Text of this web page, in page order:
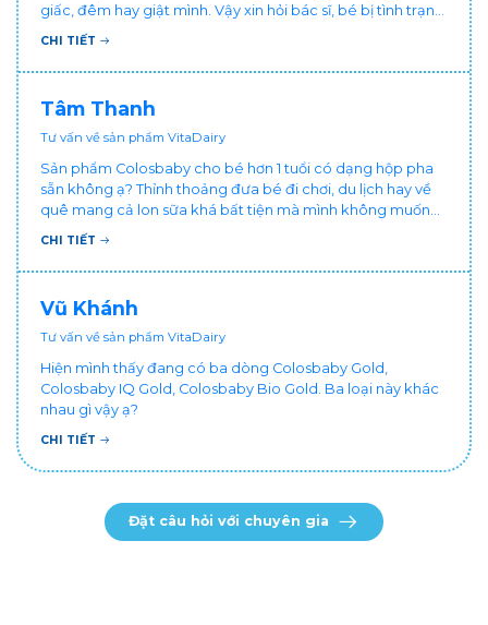
giấc, đêm hay giật mình. Vậy xin hỏi bác sĩ, bé bị tình trạng
vậy nên làm sao để con khỏe mạnh và ngủ ngon giấc hơn
chăm cháu hay ốm ạ?. Cảm ơn bác sĩ.
CHI TIẾT
Tâm Thanh
Tư vấn về sản phẩm VitaDairy
Sản phẩm Colosbaby cho bé hơn 1 tuổi có dạng hộp pha
sẵn không ạ? Thỉnh thoảng đưa bé đi chơi, du lịch hay về
quê mang cả lon sữa khá bất tiện mà mình không muốn
đổi cho bé dùng sữa tươi hộp khác sợ bé nạ sữa ảnh
CHI TIẾT
Vũ Khánh
Tư vấn về sản phẩm VitaDairy
Hiện mình thấy đang có ba dòng Colosbaby Gold,
Colosbaby IQ Gold, Colosbaby Bio Gold. Ba loại này khác
nhau gì vậy ạ?
CHI TIẾT
Đặt câu hỏi với chuyên gia